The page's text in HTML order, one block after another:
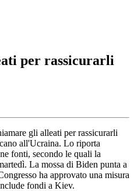
per rassicurarli
gli alleati per rassicurarli
all'Ucraina. Lo riporta
fonti, secondo le quali la
La mossa di Biden punta a
ha approvato una misura
fondi a Kiev.